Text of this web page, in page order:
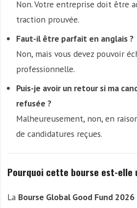
Non. Votre entreprise doit être
traction prouvée.
Faut-il être parfait en anglais ?
Non, mais vous devez pouvoir
professionnelle.
Puis-je avoir un retour si ma
refusée ?
Malheureusement, non, en
de candidatures reçues.
Pourquoi cette bourse est-elle
La Bourse Global Good Fund 2026